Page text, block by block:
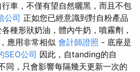
車，不僅有望自然曬黑，而且不包
公司 正如您已經意識到對自粉產品
種形狀奶油，體內牛奶，噴霧劑，
應用非常相似 會計師證照 - 底座是
SEO公司 因此，自tanding的自
同，只會影響每隔幾天更新一次的